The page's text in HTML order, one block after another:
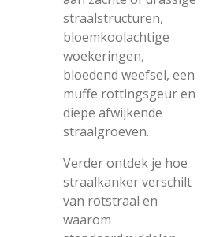
straalstructuren,
bloemkoolachtige
woekeringen,
bloedend weefsel, een
muffe rottingsgeur en
diepe afwijkende
straalgroeven.
Verder ontdek je hoe
straalkanker verschilt
van rotstraal en
waarom